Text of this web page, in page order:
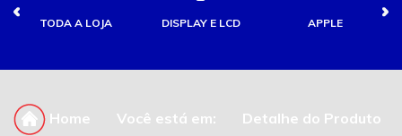
TODA A LOJA DISPLAY E LCD APPLE
Home Você está em: Detalhe do Produto